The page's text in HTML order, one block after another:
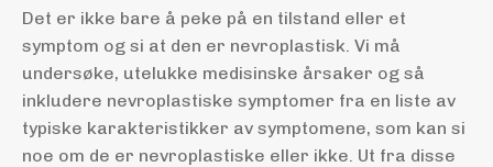
Det er ikke bare å peke på en tilstand eller et
symptom og si at den er nevroplastisk. Vi må
undersøke, utelukke medisinske årsaker og så
inkludere nevroplastiske symptomer fra en liste av
typiske karakteristikker av symptomene, som kan si
noe om de er nevroplastiske eller ikke. Ut fra disse